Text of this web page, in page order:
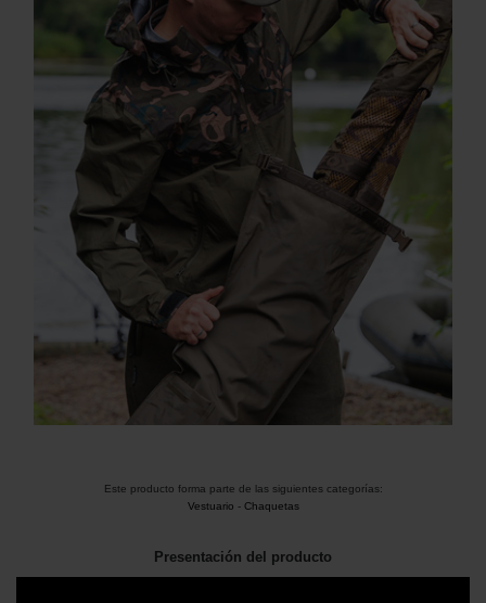
Este producto forma parte de las siguientes categorías:
Vestuario - Chaquetas
Presentación del producto